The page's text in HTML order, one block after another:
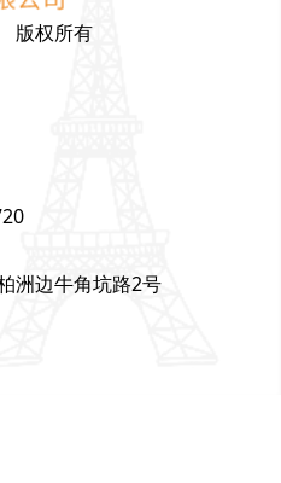
版权所有
洲边牛角坑路2号